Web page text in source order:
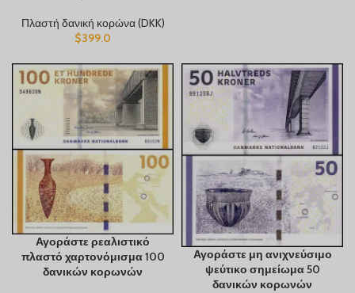
Πλαστή δανική κορώνα (DKK)
$399.0
Αγοράστε ρεαλιστικό
πλαστό χαρτονόμισμα 100
δανικών κορωνών
Αγοράστε μη ανιχνεύσιμο
ψεύτικο σημείωμα 50
δανικών κορωνών